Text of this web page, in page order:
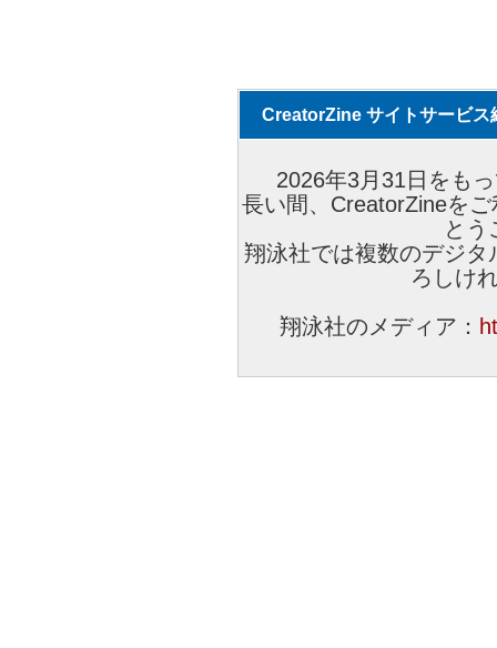
CreatorZine サイトサービス
2026年3月31日をも
長い間、CreatorZineを
とう
翔泳社では複数のデジ
ろしけ
翔泳社のメディア：